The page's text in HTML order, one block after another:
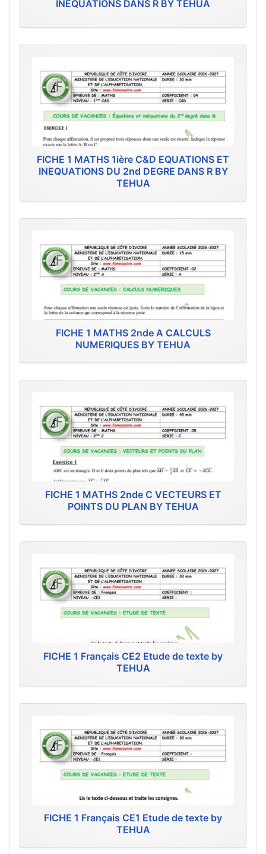
INEQUATIONS DANS R BY TEHUA
FICHE 1 MATHS 1ière C&D EQUATIONS ET
INEQUATIONS DU 2nd DEGRE DANS R BY
TEHUA
FICHE 1 MATHS 2nde A CALCULS
NUMERIQUES BY TEHUA
FICHE 1 MATHS 2nde C VECTEURS ET
POINTS DU PLAN BY TEHUA
FICHE 1 Français CE2 Etude de texte by
TEHUA
FICHE 1 Français CE1 Etude de texte by
TEHUA